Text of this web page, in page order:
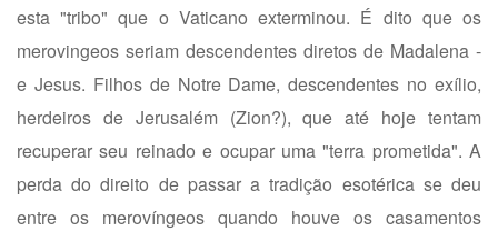
esta "tribo" que o Vaticano exterminou. É dito que os
merovingeos seriam descendentes diretos de Madalena -
e Jesus. Filhos de Notre Dame, descendentes no exílio,
herdeiros de Jerusalém (Zion?), que até hoje tentam
recuperar seu reinado e ocupar uma "terra prometida". A
perda do direito de passar a tradição esotérica se deu
entre os merovíngeos quando houve os casamentos